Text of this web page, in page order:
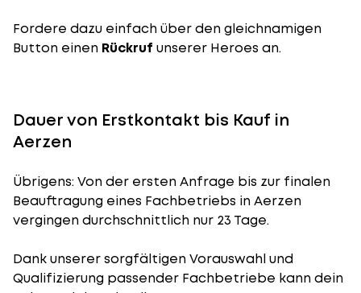
Fordere dazu einfach über den gleichnamigen
Button einen Rückruf unserer Heroes an.
Dauer von Erstkontakt bis Kauf in
Aerzen
Übrigens: Von der ersten Anfrage bis zur finalen
Beauftragung eines Fachbetriebs in Aerzen
vergingen durchschnittlich nur 23 Tage.
Dank unserer sorgfältigen Vorauswahl und
Qualifizierung passender Fachbetriebe kann dein